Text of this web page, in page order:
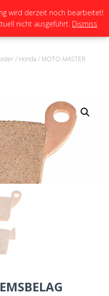
N
A
/ Honda / MOTO-MASTER
wird derzeit noch bearbeitet!
nicht ausgeführt. Dismiss